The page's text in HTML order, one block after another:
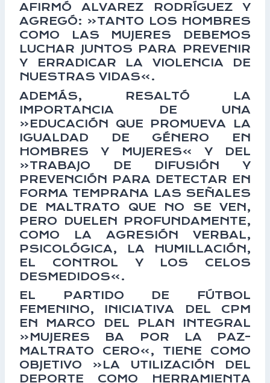
AFIRMÓ ALVAREZ RODRÍGUEZ Y
AGREGÓ: «TANTO LOS HOMBRES
COMO LAS MUJERES DEBEMOS
LUCHAR JUNTOS PARA PREVENIR
Y ERRADICAR LA VIOLENCIA DE
NUESTRAS VIDAS».
ADEMÁS, RESALTÓ LA
IMPORTANCIA DE UNA
«EDUCACIÓN QUE PROMUEVA LA
IGUALDAD DE GÉNERO EN
HOMBRES Y MUJERES» Y DEL
«TRABAJO DE DIFUSIÓN Y
PREVENCIÓN PARA DETECTAR EN
FORMA TEMPRANA LAS SEÑALES
DE MALTRATO QUE NO SE VEN,
PERO DUELEN PROFUNDAMENTE,
COMO LA AGRESIÓN VERBAL,
PSICOLÓGICA, LA HUMILLACIÓN,
EL CONTROL Y LOS CELOS
DESMEDIDOS».
EL PARTIDO DE FÚTBOL
FEMENINO, INICIATIVA DEL CPM
EN MARCO DEL PLAN INTEGRAL
«MUJERES BA POR LA PAZ-
MALTRATO CERO», TIENE COMO
OBJETIVO «LA UTILIZACIÓN DEL
DEPORTE COMO HERRAMIENTA